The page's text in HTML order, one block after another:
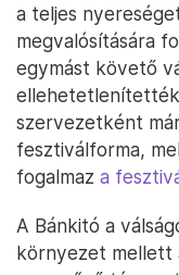
a teljes
megvalósítására
egymást követő
szervezetként
fesztiválforma,
fogalmaz a
A Bánkitó a
környezet mellett